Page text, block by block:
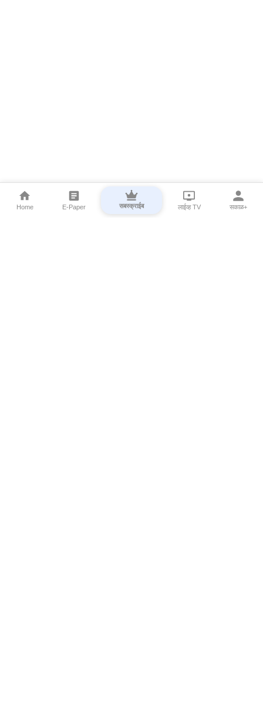
Home E-Paper सबस्क्राईब लाईव्ह TV सकाळ+